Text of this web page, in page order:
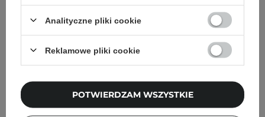
Twarzy z Kwasem
32,00 zł
100% Skwalan z Trzciny
Cukrowej - 30ml
50,00 zł
Analityczne pliki cookie
Reklamowe pliki cookie
POTWIERDZAM WSZYSTKIE